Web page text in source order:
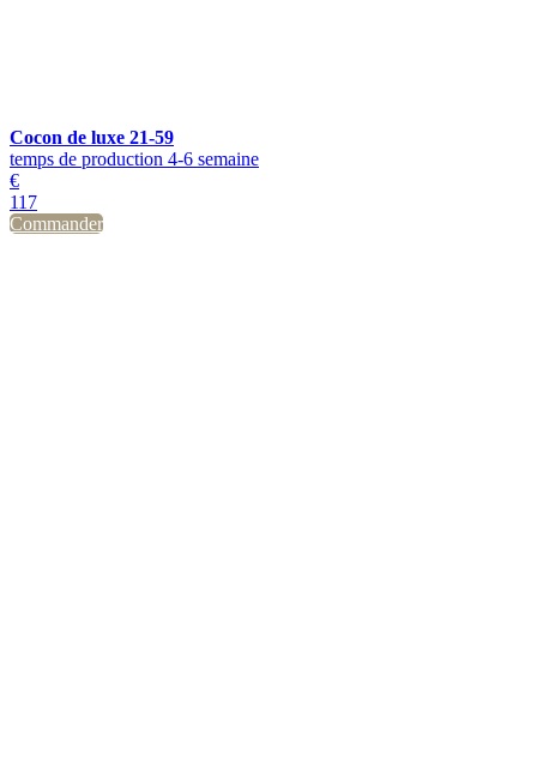
Cocon de luxe 21-59
temps de production 4-6 semaine
€
117
Commander